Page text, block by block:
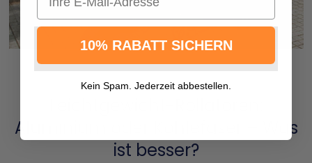
AUGUST 23 2024
Aluminium oder Kohlefaser – Was
ist besser?
10% RABATT SICHERN
Kein Spam. Jederzeit abbestellen.